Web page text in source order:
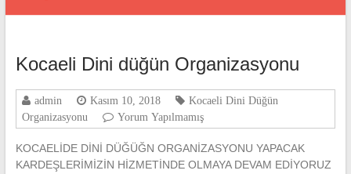
Kocaeli Dini düğün Organizasyonu
admin Kasım 10, 2018
Kocaeli Dini Düğün
Organizasyonu
Yorum Yapılmamış
KOCAELİDE DİNİ DÜĞÜĞN ORGANİZASYONU YAPACAK
KARDEŞLERİMİZİN HİZMETİNDE OLMAYA DEVAM EDİYORUZ